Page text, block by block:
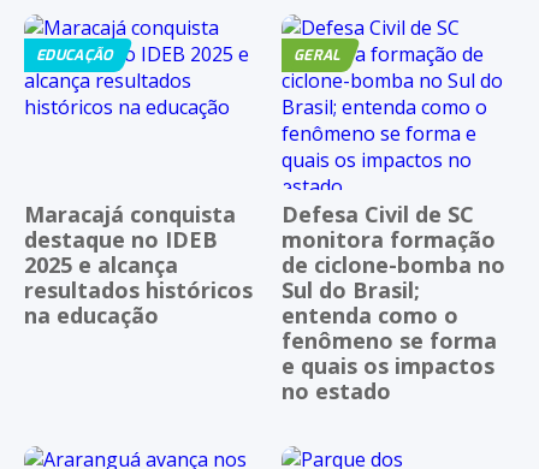
EDUCAÇÃO
Maracajá conquista
destaque no IDEB
2025 e alcança
resultados históricos
na educação
GERAL
Defesa Civil de SC
monitora formação
de ciclone-bomba no
Sul do Brasil;
entenda como o
fenômeno se forma
e quais os impactos
no estado